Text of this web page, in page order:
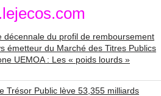
décennale du profil de remboursement
émetteur du Marché des Titres Publics
UEMOA : Les « poids lourds »
Trésor Public lève 53,355 milliards